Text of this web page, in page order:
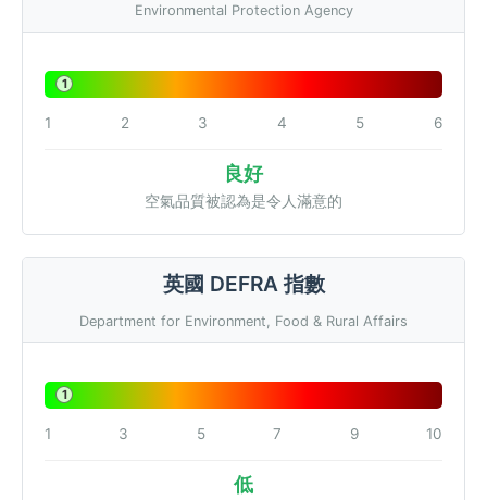
Environmental Protection Agency
1
1 2 3 4 5 6
良好
空氣品質被認為是令人滿意的
英國 DEFRA 指數
Department for Environment, Food & Rural Affairs
1
1 3 5 7 9 10
低